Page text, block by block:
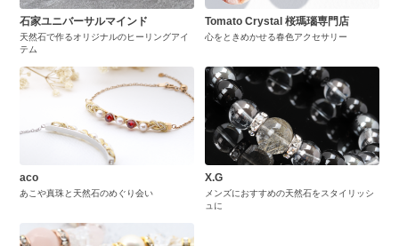
石家ユニバーサルマインド
天然石で作るオリジナルのヒーリングアイ
テム
Tomato Crystal 桜瑪瑙専門店
心をときめかせる春色アクセサリー
aco
あこや真珠と天然石のめぐり会い
X.G
メンズにおすすめの天然石をスタイリッシ
ュに